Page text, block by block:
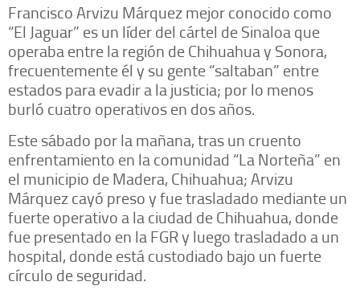
Francisco Arvizu Márquez mejor conocido como
“El Jaguar” es un líder del cártel de Sinaloa que
operaba entre la región de Chihuahua y Sonora,
frecuentemente él y su gente “saltaban” entre
estados para evadir a la justicia; por lo menos
burló cuatro operativos en dos años.
Este sábado por la mañana, tras un cruento
enfrentamiento en la comunidad “La Norteña” en
el municipio de Madera, Chihuahua; Arvizu
Márquez cayó preso y fue trasladado mediante un
fuerte operativo a la ciudad de Chihuahua, donde
fue presentado en la FGR y luego trasladado a un
hospital, donde está custodiado bajo un fuerte
círculo de seguridad.